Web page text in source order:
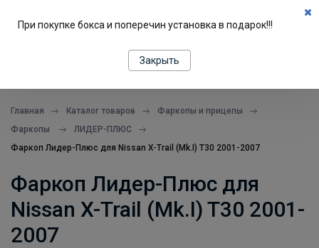
Главная Каталог товаров
Фаркопы и прицепы
Фаркопы
ЛИДЕР-ПЛЮС
Фаркоп Лидер-Плюс для Nissan X-Trail (Mk.I) T30 2001-2007
Фаркоп Лидер-Плюс для
Nissan X-Trail (Mk.I) T30 2001-
2007
При покупке бокса и поперечин установка в подарок!!!
Закрыть